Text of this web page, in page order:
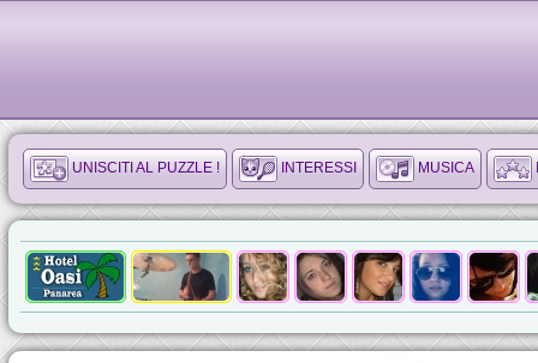
UNISCITI AL PUZZLE ! INTERESSI MUSICA